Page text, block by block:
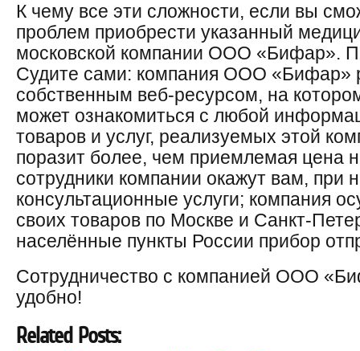
К чему все эти сложности, если вы
проблем приобрести указанный
московской компании ООО «Бифар».
Судите сами: компания ООО «Бифар»
собственным веб-ресурсом, на
может ознакомиться с любой
товаров и услуг, реализуемых этой
поразит более, чем приемлемая цена
сотрудники компании окажут вам, при
консультационные услуги; компания
своих товаров по Москве и Санкт-
населённые пункты России прибор
Сотрудничество с компанией ООО
удобно!
Related Posts: